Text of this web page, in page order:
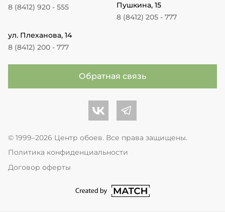
8 (8412) 920 - 555
Пушкина, 15
8 (8412) 205 - 777
ул. Плеханова, 14
8 (8412) 200 - 777
Обратная связь
Центр обоев во Вконтакте
Центр обоев в Телеграме
© 1999–2026 Центр обоев. Все права защищены.
Политика конфиденциальности
Договор оферты
перейти на сайт студии Match